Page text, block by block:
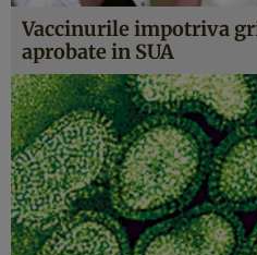
Vaccinurile impotriva
aprobate in SUA